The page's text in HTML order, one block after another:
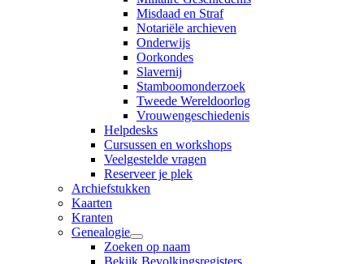
Misdaad en Straf
Notariële archieven
Onderwijs
Oorkondes
Slavernij
Stamboomonderzoek
Tweede Wereldoorlog
Vrouwengeschiedenis
Helpdesks
Cursussen en workshops
Veelgestelde vragen
Reserveer je plek
Archiefstukken
Kaarten
Kranten
Genealogie
Zoeken op naam
Bekijk Bevolkingsregisters